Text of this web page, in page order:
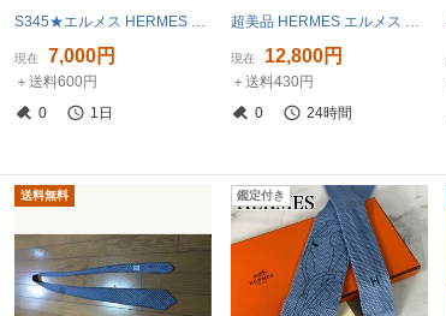
現在 7,000円
＋送料600円
0
1日
現在 12,800円
＋送料430円
0
24時間
送料無料 鑑定付き